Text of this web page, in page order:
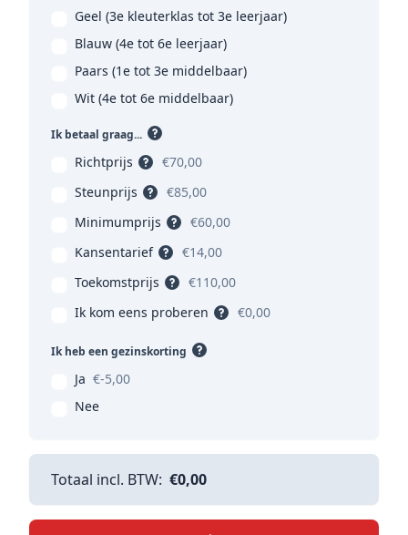
Geel (3e kleuterklas tot 3e leerjaar)
Blauw (4e tot 6e leerjaar)
Paars (1e tot 3e middelbaar)
Wit (4e tot 6e middelbaar)
Ik betaal graag...
Richtprijs
€70,00
Steunprijs
€85,00
Minimumprijs
€60,00
Kansentarief
€14,00
Toekomstprijs
€110,00
Ik kom eens proberen
€0,00
Ik heb een gezinskorting
Ja €-5,00
Nee
Totaal incl. BTW: €0,00